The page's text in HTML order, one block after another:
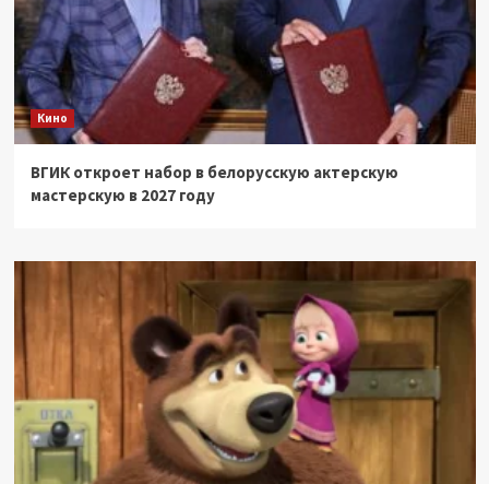
Кино
ВГИК откроет набор в белорусскую актерскую
мастерскую в 2027 году